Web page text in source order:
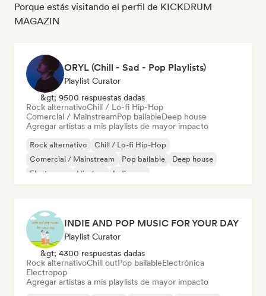
Porque estás visitando el perfil de KICKDRUM
MAGAZIN
ORYL (Chill - Sad - Pop Playlists)
Playlist Curator
&gt; 9500 respuestas dadas
Rock alternativoChill / Lo-fi Hip-Hop
Comercial / MainstreamPop bailableDeep house
Agregar artistas a mis playlists de mayor impacto
Rock alternativo
Chill / Lo-fi Hip-Hop
Comercial / Mainstream
Pop bailable
Deep house
Electropop
Hip-hop Indie pop
INDIE AND POP MUSIC FOR YOUR DAY
Playlist Curator
&gt; 4300 respuestas dadas
Rock alternativoChill outPop bailableElectrónica
Electropop
Agregar artistas a mis playlists de mayor impacto